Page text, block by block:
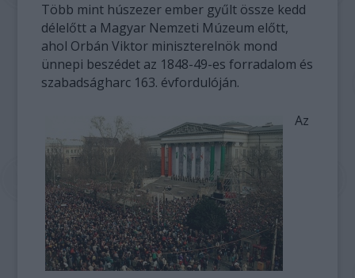
Több mint húszezer ember gyűlt össze kedd
délelőtt a Magyar Nemzeti Múzeum előtt,
ahol Orbán Viktor miniszterelnök mond
ünnepi beszédet az 1848-49-es forradalom és
szabadságharc 163. évfordulóján.
Az